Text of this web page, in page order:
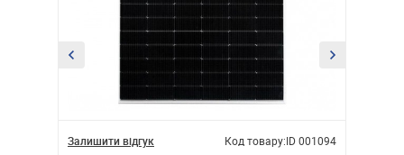
Залишити відгук Код товару:ID 001094